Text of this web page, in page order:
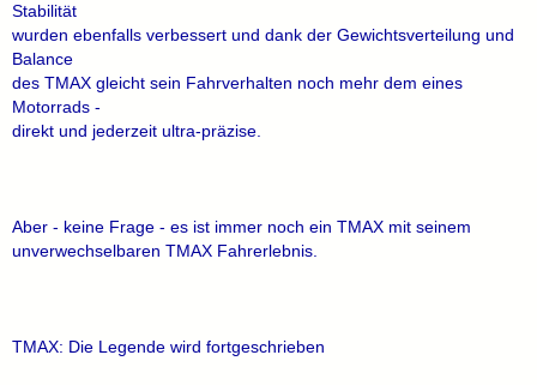
Stabilität
wurden ebenfalls verbessert und dank der Gewichtsverteilung und
Balance
des TMAX gleicht sein Fahrverhalten noch mehr dem eines
Motorrads -
direkt und jederzeit ultra-präzise.
Aber - keine Frage - es ist immer noch ein TMAX mit seinem
unverwechselbaren TMAX Fahrerlebnis.
TMAX: Die Legende wird fortgeschrieben